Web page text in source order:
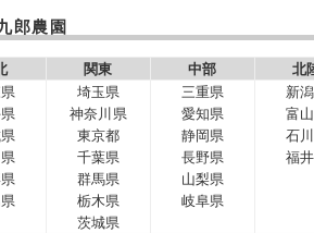
郎農園
関東 中部 北
埼玉県
神奈川県
東京都
千葉県
群馬県
栃木県
茨城県
三重県
愛知県
静岡県
長野県
山梨県
岐阜県
新
富
石
福